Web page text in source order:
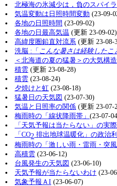
北極海の氷減少は，負のスパイ
気温変動は日照時間変動 (23-09-
各地の日照時間 (23-09-02)
各地の日最高気温 (更新 23-09-02)
高緯度圏鉛直対流系 (更新 23-08-
洗脳 :「 こんな暑さは経験したこ
＜北海道の夏の猛暑＞の大気構造
積雲 (更新 23-08-28)
積雲 (23-08-24)
夕焼けと虹 (23-08-18)
猛暑日の天気図 (23-07-30)
気温と日照率の関係 (更新 23-07-
梅雨時の「線状降雨帯」(23-07-
「天気予報は当たらない」の実
「CO2 排出地球温暖化」の政治
梅雨時の「激しい雨・雷雨・突
高積雲 (23-06-12)
台風発生の天気図 (23-06-10)
天気予報が当たらないわけ (23-
気象予報ＡI (23-06-07)